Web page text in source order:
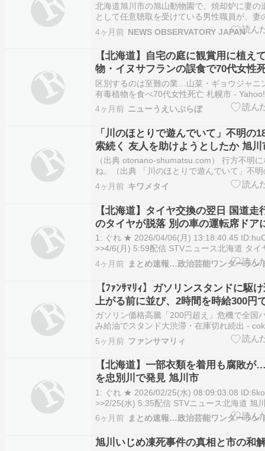
北海道旭川市の旭山動物園で、焼却炉に妻の
として任意聴取を受けている男性職員が、妻
かしていることが新たに分かりました。焼却
認されておらず、警察は遺体が焼却された可
を進めています。動物園は休園期間中で現場
ます。 …
4ヶ月前 NEWS OBSERVATORY JAPAN
【北海道】自宅の庭に観賞用に植え
物・イヌサフランの誤食で70代女性
区別するのは至難の業…山菜・ギョウジャニ
有毒植物を食べ70代女性死亡 札幌市 -
するのは至難の業…山菜・ギョウジャニンニ
植物を食べ70代女性死亡 札幌市 Yahoo!ニュ
Yahoo!ニュース） （出典 d2v…
4ヶ月前 ニューうえいぶらぼ
「川のほとりで遊んでいて」不明の
索続く 友人を助けようとしたか 旭
潭
（出典 otonano-shumatsu.com） 行方不明
ね。（出典 「川のほとりで遊んでいて」不
捜索続く 友人を助けようとしたか 旭川市・
いちゃん★]）1 夜のけいちゃん ★ ：2026/
11:40:25.1…
4ヶ月前 キワメタイ
【北海道】タイヤ交換の翌日 国道走
のタイヤが脱落 別の車の運転席ドア
市南区石山
1: ぐれ ★ 2026/04/06(月) 13:18:40.45
>>4/6(月) 5:59配信 STVニュース北海道 タイ
の車に衝突する事故があったのは、札幌市
【北海道】タイヤ交換の翌日 国道走行中に
4ヶ月前 まとめ速報…政治芸能ワンダーラン
【ﾌｧﾝｻﾏﾘｨ】ガソリンスタンドに駆
上がる前に並び、2時間を時給300円
ガソリン価格高騰「200円超え」危機で全国
み給油でスタンド大渋滞・在庫切れ続出 -
coki.jp） （出典 saga.ismcdn.jp）【中継】
ぶ 車通勤の見直し検討する人も ガソリン値
み需要 札幌市3/…
5ヶ月前 ファンサマリィ
【北海道】一部衣類を着用も腐敗が
を忠別川で発見 旭川市
1: ぐれ ★ 2026/02/25(水) 08:09:03.08
>>2/25(水) 5:35配信 STVニュース北海道 旭
年齢不明の女性の遺体が発見されました。
【北海道】一部衣類を着用も腐敗が…女性
6ヶ月前 まとめ速報…政治芸能ワンダーラン
旭川いじめ凍死事件の真相と市の和